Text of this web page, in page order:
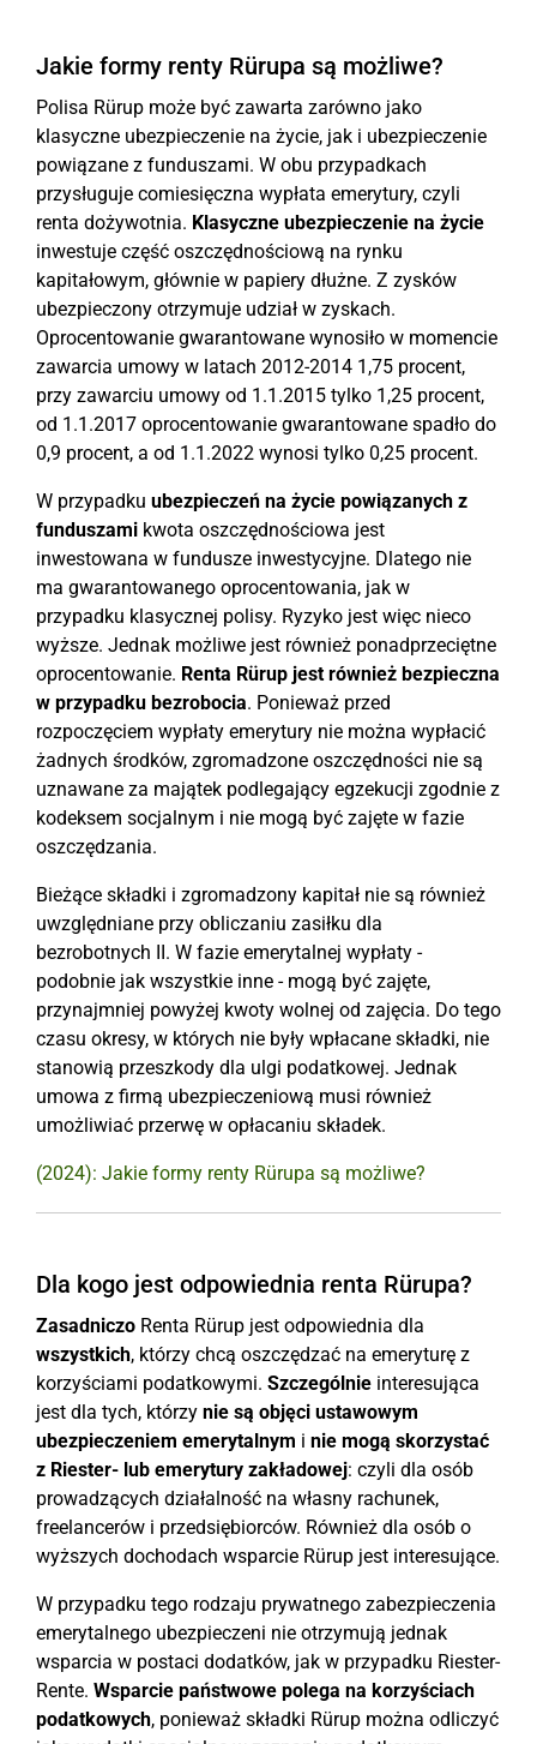
Jakie formy renty Rürupa są możliwe?
Polisa Rürup może być zawarta zarówno jako
klasyczne ubezpieczenie na życie, jak i ubezpieczenie
powiązane z funduszami. W obu przypadkach
przysługuje comiesięczna wypłata emerytury, czyli
renta dożywotnia. Klasyczne ubezpieczenie na życie
inwestuje część oszczędnościową na rynku
kapitałowym, głównie w papiery dłużne. Z zysków
ubezpieczony otrzymuje udział w zyskach.
Oprocentowanie gwarantowane wynosiło w momencie
zawarcia umowy w latach 2012-2014 1,75 procent,
przy zawarciu umowy od 1.1.2015 tylko 1,25 procent,
od 1.1.2017 oprocentowanie gwarantowane spadło do
0,9 procent, a od 1.1.2022 wynosi tylko 0,25 procent.
W przypadku ubezpieczeń na życie powiązanych z
funduszami kwota oszczędnościowa jest
inwestowana w fundusze inwestycyjne. Dlatego nie
ma gwarantowanego oprocentowania, jak w
przypadku klasycznej polisy. Ryzyko jest więc nieco
wyższe. Jednak możliwe jest również ponadprzeciętne
oprocentowanie. Renta Rürup jest również bezpieczna
w przypadku bezrobocia. Ponieważ przed
rozpoczęciem wypłaty emerytury nie można wypłacić
żadnych środków, zgromadzone oszczędności nie są
uznawane za majątek podlegający egzekucji zgodnie z
kodeksem socjalnym i nie mogą być zajęte w fazie
oszczędzania.
Bieżące składki i zgromadzony kapitał nie są również
uwzględniane przy obliczaniu zasiłku dla
bezrobotnych II. W fazie emerytalnej wypłaty -
podobnie jak wszystkie inne - mogą być zajęte,
przynajmniej powyżej kwoty wolnej od zajęcia. Do tego
czasu okresy, w których nie były wpłacane składki, nie
stanowią przeszkody dla ulgi podatkowej. Jednak
umowa z firmą ubezpieczeniową musi również
umożliwiać przerwę w opłacaniu składek.
(2024): Jakie formy renty Rürupa są możliwe?
Dla kogo jest odpowiednia renta Rürupa?
Zasadniczo Renta Rürup jest odpowiednia dla
wszystkich, którzy chcą oszczędzać na emeryturę z
korzyściami podatkowymi. Szczególnie interesująca
jest dla tych, którzy nie są objęci ustawowym
ubezpieczeniem emerytalnym i nie mogą skorzystać
z Riester- lub emerytury zakładowej: czyli dla osób
prowadzących działalność na własny rachunek,
freelancerów i przedsiębiorców. Również dla osób o
wyższych dochodach wsparcie Rürup jest interesujące.
W przypadku tego rodzaju prywatnego zabezpieczenia
emerytalnego ubezpieczeni nie otrzymują jednak
wsparcia w postaci dodatków, jak w przypadku Riester-
Rente. Wsparcie państwowe polega na korzyściach
podatkowych, ponieważ składki Rürup można odliczyć